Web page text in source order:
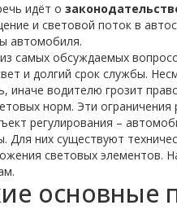
идёт о
и световой поток в
автомобиля.
самых обсуждаемых
и долгий срок службы.
иначе водителю грозит
норм. Эти ограничения
регулирования –
. Для них существуют
световых элементов.
основные